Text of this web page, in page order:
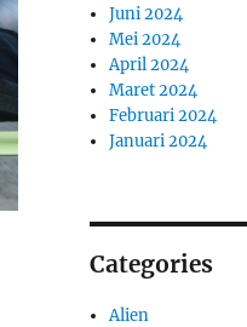
Juni 2024
Mei 2024
April 2024
Maret 2024
Februari 2024
Januari 2024
Categories
Alien